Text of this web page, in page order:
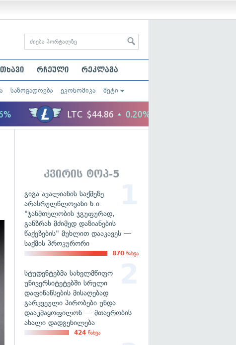
რჩეული რეკლამა
საზოგადოება ეკონომიკა მეტი
კვირის ტოპ-5
გიგა ავალიანის საქმეზე
არასრულწლოვანი ნ.ი.
"ჯანმთელობის ჯგუფურად,
განზრახ მძიმედ დაზიანების
წაქეზების" მუხლით დააკავეს —
საქმის პროკურორი
870 ნახვა
სტუდენტებმა სახელმწიფო
უნივერსიტეტებში სრული
დაფინანსების მისაღებად
გარკვეული პირობები უნდა
დააკმაყოფილონ — მთავრობის
ახალი დადგენილება
424 ნახვა